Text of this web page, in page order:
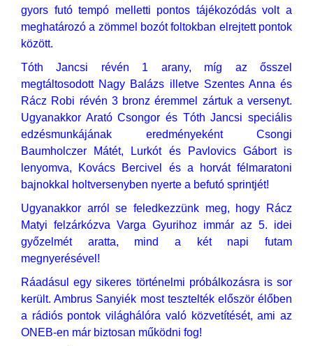
gyors futó tempó melletti pontos tájékozódás volt a
meghatározó a zömmel bozót foltokban elrejtett pontok
között.
Tóth Jancsi révén 1 arany, míg az ősszel
megtáltosodott Nagy Balázs illetve Szentes Anna és
Rácz Robi révén 3 bronz éremmel zártuk a versenyt.
Ugyanakkor Arató Csongor és Tóth Jancsi speciális
edzésmunkájának eredményeként Csongi
Baumholczer Mátét, Lurkót és Pavlovics Gábort is
lenyomva, Kovács Bercivel és a horvát félmaratoni
bajnokkal holtversenyben nyerte a befutó sprintjét!
Ugyanakkor arról se feledkezzünk meg, hogy Rácz
Matyi felzárkózva Varga Gyurihoz immár az 5. idei
győzelmét aratta, mind a két napi futam
megnyerésével!
Ráadásul egy sikeres történelmi próbálkozásra is sor
került. Ambrus Sanyiék most tesztelték először élőben
a rádiós pontok világhálóra való közvetítését, ami az
ONEB-en már biztosan működni fog!